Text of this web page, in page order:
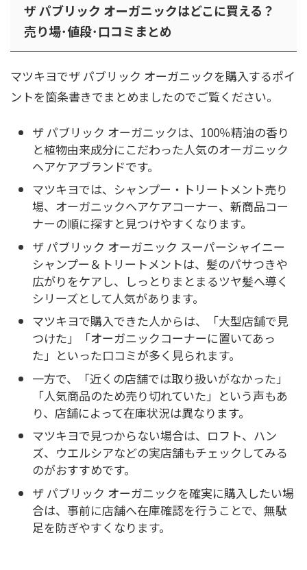
ザ パブリック オーガニックはどこに買える？
売り場･値段･口コミまとめ
マツキヨでザ パブリック オーガニックを購入するポイ
ントを箇条書きでまとめましたのでご覧ください。
ザ パブリック オーガニックは、100％精油の香り
と植物由来成分にこだわった人気のオーガニック
ヘアケアブランドです。
マツキヨでは、シャンプー・トリートメント売り
場、オーガニックヘアケアコーナー、新商品コー
ナーの順に探すと見つけやすくなります。
ザ パブリック オーガニック スーパーシャイニー
シャンプー＆トリートメントは、髪のパサつきや
広がりをケアし、しっとりまとまるツヤ髪へ導く
シリーズとして人気があります。
マツキヨで購入できた人からは、「大型店舗で見
つけた」「オーガニックコーナーに置いてあっ
た」といった口コミが多く見られます。
一方で、「近くの店舗では取り扱いがなかった」
「人気商品のため売り切れていた」という声もあ
り、店舗によって在庫状況は異なります。
マツキヨで見つからない場合は、ロフト、ハン
ズ、ウエルシアなどの実店舗もチェックしてみる
のがおすすめです。
ザ パブリック オーガニックを確実に購入したい場
合は、事前に店舗へ在庫確認を行うことで、無駄
足を防ぎやすくなります。